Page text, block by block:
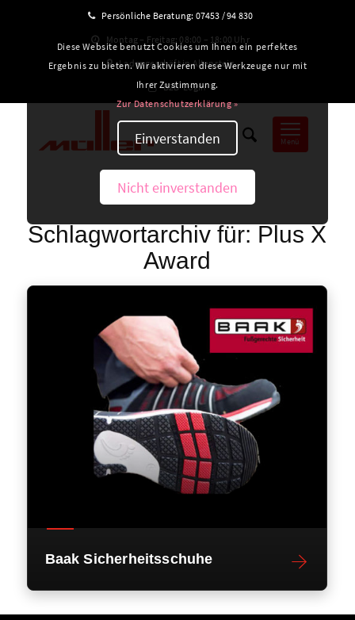
Persönliche Beratung: 07453 / 94 830
Montag – Freitag: 08:00 – 18:00 Uhr
Ladengeschäft in Altensteig
B2B-Login
Menü
Schlagwortarchiv für: Plus X
Award
Baak Sicherheitsschuhe
Diese Website benutzt Cookies um Ihnen ein perfektes
Ergebnis zu bieten. Wir aktivieren diese Werkzeuge nur mit
Ihrer Zustimmung.
Zur Datenschutzerklärung »
Einverstanden
Nicht einverstanden